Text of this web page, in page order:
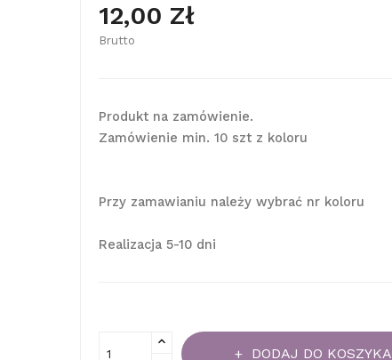
12,00 Zł
Brutto
Produkt na zamówienie.
Zamówienie min. 10 szt z koloru
Przy zamawianiu należy wybrać nr koloru
Realizacja 5-10 dni
DODAJ DO KOSZYKA